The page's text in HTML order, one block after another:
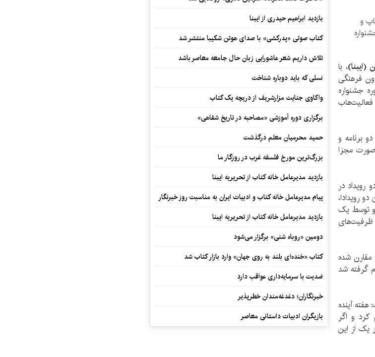
و
(ایبنا)، با
فرهنگی
جشنواره
برنامه و
مجزا
رویداد در
رویدادا،
و توسط یک
ظرفیت‌های
شده
گرفته شد
آینده
و اگر
یک از این
بازدید ابراهیم حیدری از ایبنا
کتاب صوتی «پدرکشی» با صدای هوتن شکیبا منتشر شد
تلاش داریم شعر عاشورایی زبان حال جامعه معاصر باشد
نسلی که باید دوباره شناخت
واکاوی جنایت مزارشریف از دریچه یک کتاب
برگزاری دوره آموزشی «مصاحبه در تاریخ شفاهی»
حمید محرمیان معلم درگذشت
بزرگ‌ترین مورخ فلسفه غرب در روزگار ما
بازدید مدیرعامل خانه کتاب از تحریریه ایبنا
پیام مدیرعامل خانه کتاب و ادبیات ایران به مناسبت روز خبرنگار
بازدید مدیرعامل خانه کتاب از تحریریه ایبنا
دومین «روباه شنی» برگزار می‌شود
کتاب «خنده‌ای بلند به روی جهان» وارد بازار کتاب شد
ضدیت با سرمایه‌داری عواقب دارد
خبرنگاران؛ دغدغه‌مندان خطرپذیر
بازیگران ادبیات داستانی معاصر